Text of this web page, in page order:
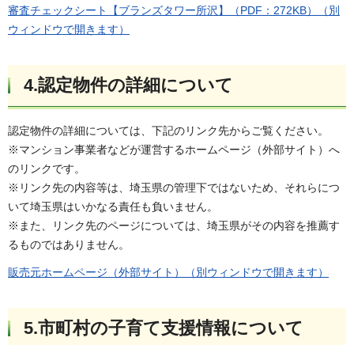
審査チェックシート【ブランズタワー所沢】（PDF：272KB）（別
ウィンドウで開きます）
4.認定物件の詳細について
認定物件の詳細については、下記のリンク先からご覧ください。
※マンション事業者などが運営するホームページ（外部サイト）へ
のリンクです。
※リンク先の内容等は、埼玉県の管理下ではないため、それらにつ
いて埼玉県はいかなる責任も負いません。
※また、リンク先のページについては、埼玉県がその内容を推薦す
るものではありません。
販売元ホームページ（外部サイト）（別ウィンドウで開きます）
5.市町村の子育て支援情報について